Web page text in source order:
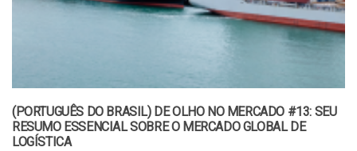
(PORTUGUÊS DO BRASIL) DE OLHO NO MERCADO #13: SEU
RESUMO ESSENCIAL SOBRE O MERCADO GLOBAL DE
LOGÍSTICA